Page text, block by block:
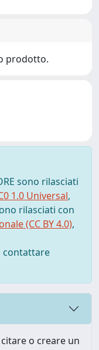
prodotto.
sono rilasciati
1.0 Universal,
rilasciati con
(CC BY 4.0),
contattare
o creare un